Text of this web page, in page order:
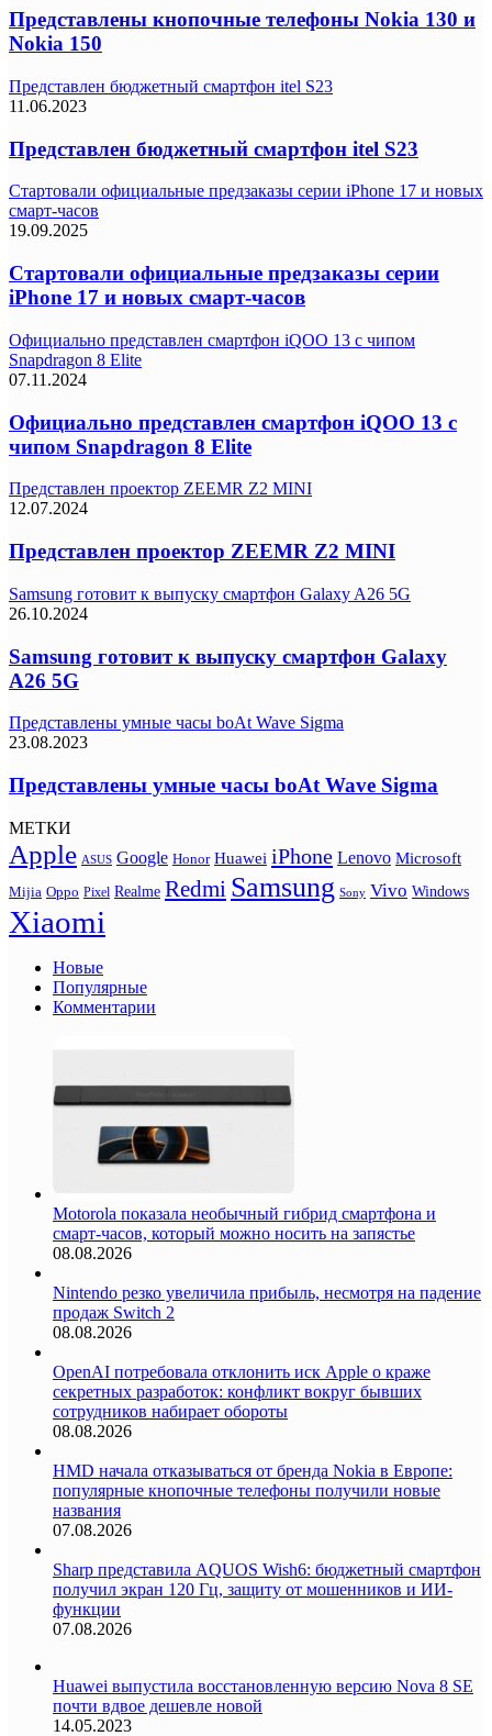
Представлены кнопочные телефоны Nokia 130 и
Nokia 150
Представлен бюджетный смартфон itel S23
11.06.2023
Представлен бюджетный смартфон itel S23
Стартовали официальные предзаказы серии iPhone 17 и новых
смарт-часов
19.09.2025
Стартовали официальные предзаказы серии
iPhone 17 и новых смарт-часов
Официально представлен смартфон iQOO 13 с чипом
Snapdragon 8 Elite
07.11.2024
Официально представлен смартфон iQOO 13 с
чипом Snapdragon 8 Elite
Представлен проектор ZEEMR Z2 MINI
12.07.2024
Представлен проектор ZEEMR Z2 MINI
Samsung готовит к выпуску смартфон Galaxy A26 5G
26.10.2024
Samsung готовит к выпуску смартфон Galaxy
A26 5G
Представлены умные часы boAt Wave Sigma
23.08.2023
Представлены умные часы boAt Wave Sigma
МЕТКИ
Apple ASUS Google Honor Huawei iPhone Lenovo Microsoft
Mijia Oppo Pixel Realme Redmi Samsung Sony Vivo Windows
Xiaomi
Новые
Популярные
Комментарии
Motorola показала необычный гибрид смартфона и
смарт-часов, который можно носить на запястье
08.08.2026
Nintendo резко увеличила прибыль, несмотря на падение
продаж Switch 2
08.08.2026
OpenAI потребовала отклонить иск Apple о краже
секретных разработок: конфликт вокруг бывших
сотрудников набирает обороты
08.08.2026
HMD начала отказываться от бренда Nokia в Европе:
популярные кнопочные телефоны получили новые
названия
07.08.2026
Sharp представила AQUOS Wish6: бюджетный смартфон
получил экран 120 Гц, защиту от мошенников и ИИ-
функции
07.08.2026
Huawei выпустила восстановленную версию Nova 8 SE
почти вдвое дешевле новой
14.05.2023